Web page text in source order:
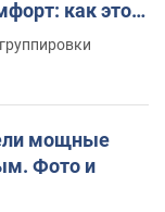
как это
мощные
Фото и